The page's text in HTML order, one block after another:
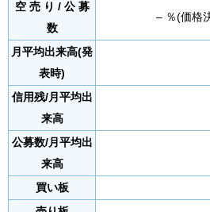
空 売 り / 公 募
数
– ％(価格
月平均出来高(発
表時)
信用残/月平均出
来高
公募数/月平均出
来高
買い板